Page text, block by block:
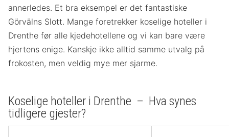
annerledes. Et bra eksempel er det fantastiske
Görvälns Slott. Mange foretrekker koselige hoteller i
Drenthe før alle kjedehotellene og vi kan bare være
hjertens enige. Kanskje ikke alltid samme utvalg på
frokosten, men veldig mye mer sjarme.
Koselige hoteller i Drenthe – Hva synes
tidligere gjester?